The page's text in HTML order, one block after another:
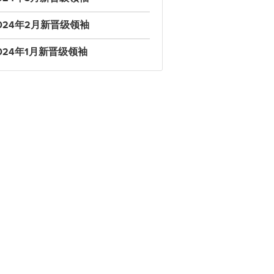
年2月新晋级领袖
年1月新晋级领袖